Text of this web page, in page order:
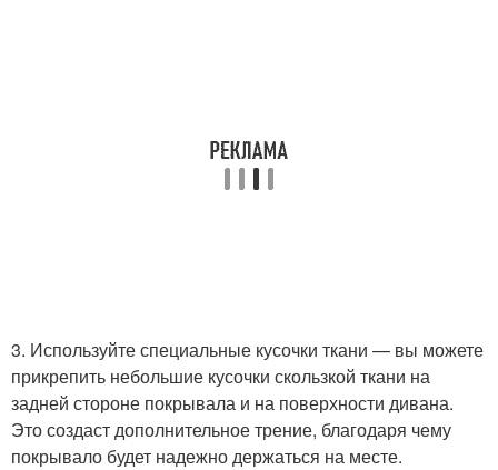
3. Используйте специальные кусочки ткани — вы можете
прикрепить небольшие кусочки скользкой ткани на
задней стороне покрывала и на поверхности дивана.
Это создаст дополнительное трение, благодаря чему
покрывало будет надежно держаться на месте.